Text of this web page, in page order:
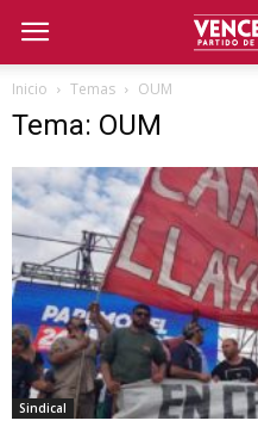
Inicio Temas OUM
Tema: OUM
Sindical